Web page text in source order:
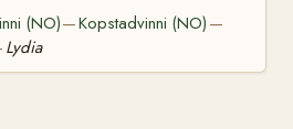
(NO)—Kopstadvinni (NO) —
Lydia